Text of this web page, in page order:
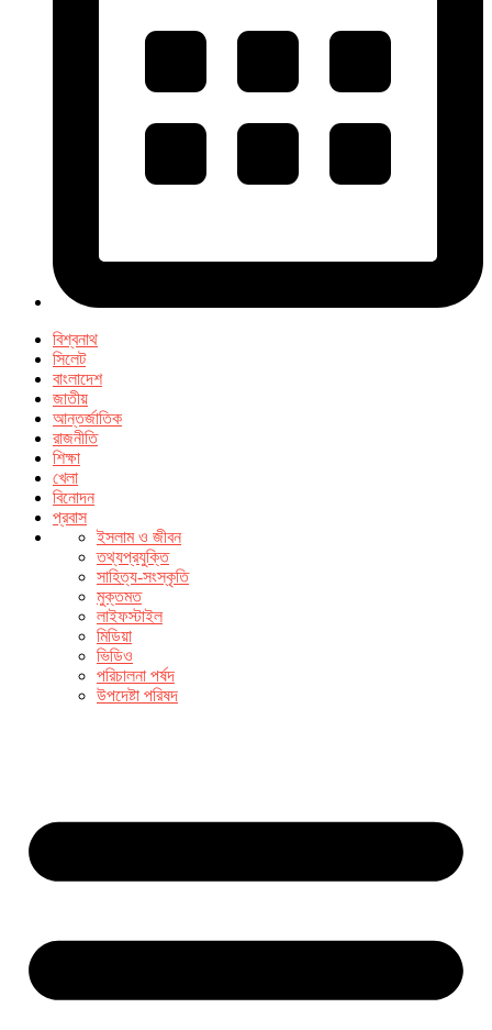
বিশ্বনাথ
সিলেট
বাংলাদেশ
জাতীয়
আন্তর্জাতিক
রাজনীতি
শিক্ষা
খেলা
বিনোদন
প্রবাস
ইসলাম ও জীবন
তথ্যপ্রযুক্তি
সাহিত্য-সংস্কৃতি
মুক্তমত
লাইফস্টাইল
মিডিয়া
ভিডিও
পরিচালনা পর্ষদ
উপদেষ্টা পরিষদ